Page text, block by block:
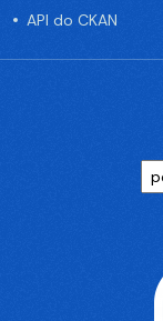
API do CKAN